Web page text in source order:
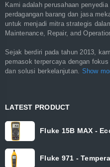
Kami adalah perusahaan
perdagangan barang dan jasa
untuk menjadi mitra strategis
Maintenance, Repair, and
Sejak berdiri pada tahun 2013,
pemasok terpercaya dengan
dan solusi berkelanjutan. Show
LATEST PRODUCT
Fluke 15B MAX -
Fluke 971 - Tempera